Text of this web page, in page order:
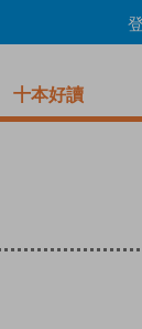
十本好讀